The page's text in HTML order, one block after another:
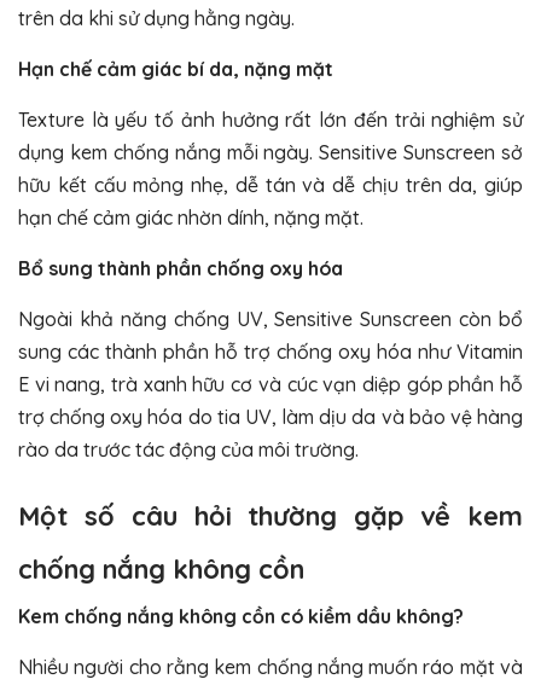
trên da khi sử dụng hằng ngày.
Hạn chế cảm giác bí da, nặng mặt
Texture là yếu tố ảnh hưởng rất lớn đến trải nghiệm sử
dụng kem chống nắng mỗi ngày. Sensitive Sunscreen sở
hữu kết cấu mỏng nhẹ, dễ tán và dễ chịu trên da, giúp
hạn chế cảm giác nhờn dính, nặng mặt.
Bổ sung thành phần chống oxy hóa
Ngoài khả năng chống UV, Sensitive Sunscreen còn bổ
sung các thành phần hỗ trợ chống oxy hóa như Vitamin
E vi nang, trà xanh hữu cơ và cúc vạn diệp góp phần hỗ
trợ chống oxy hóa do tia UV, làm dịu da và bảo vệ hàng
rào da trước tác động của môi trường.
Một số câu hỏi thường gặp về kem
chống nắng không cồn
Kem chống nắng không cồn có kiềm dầu không?
Nhiều người cho rằng kem chống nắng muốn ráo mặt và